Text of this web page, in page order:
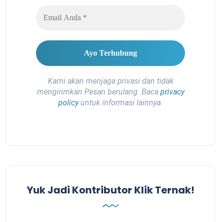
Kami akan menjaga privasi dan tidak
mengirimkan Pesan berulang. Baca privacy
policyuntuk informasi lainnya.
Yuk Jadi Kontributor Klik Ternak!